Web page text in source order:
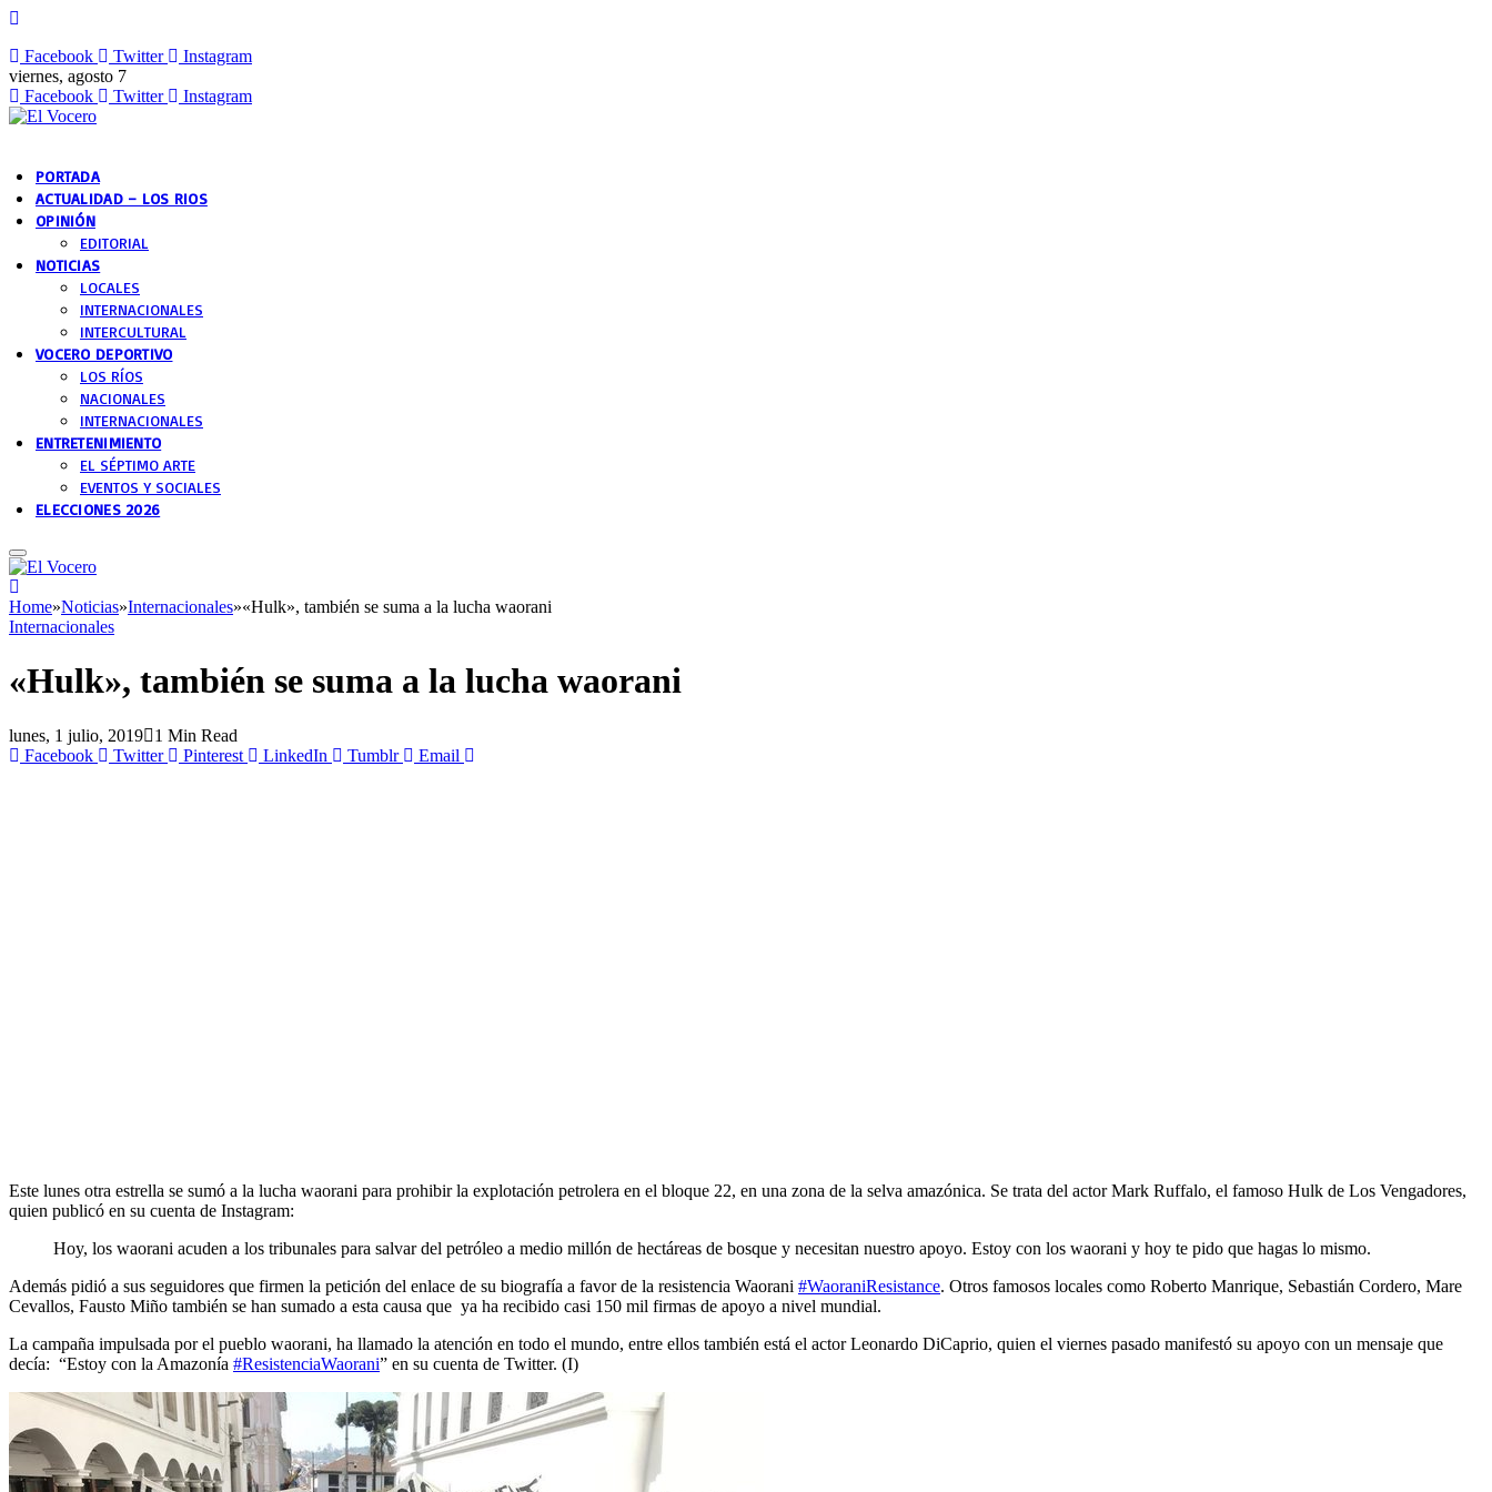
Facebook Twitter
Instagram
viernes, agosto 7
Facebook
Twitter Instagram
PORTADA
ACTUALIDAD – LOS RIOS
OPINIÓN
EDITORIAL
NOTICIAS
LOCALES
INTERNACIONALES
INTERCULTURAL
VOCERO DEPORTIVO
LOS RÍOS
NACIONALES
INTERNACIONALES
ENTRETENIMIENTO
EL SÉPTIMO ARTE
EVENTOS Y SOCIALES
ELECCIONES 2026
Home»Noticias»Internacionales»«Hulk», también se suma a la lucha waorani
Internacionales
«Hulk», también se suma a la lucha waorani
lunes, 1 julio, 2019
1 Min Read
Facebook
Twitter Pinterest LinkedIn Tumblr Email
Este lunes otra estrella se sumó a la lucha waorani para prohibir la explotación petrolera en el bloque 22, en una zona de la selva amazónica. Se trata del actor Mark Ruffalo, el famoso Hulk de Los Vengadores,
quien publicó en su cuenta de Instagram:
Hoy, los waorani acuden a los tribunales para salvar del petróleo a medio millón de hectáreas de bosque y necesitan nuestro apoyo. Estoy con los waorani y hoy te pido que hagas lo mismo.
Además pidió a sus seguidores que firmen la petición del enlace de su biografía a favor de la resistencia Waorani #WaoraniResistance. Otros famosos locales como Roberto Manrique, Sebastián Cordero, Mare
Cevallos, Fausto Miño también se han sumado a esta causa que ya ha recibido casi 150 mil firmas de apoyo a nivel mundial.
La campaña impulsada por el pueblo waorani, ha llamado la atención en todo el mundo, entre ellos también está el actor Leonardo DiCaprio, quien el viernes pasado manifestó su apoyo con un mensaje que
decía: “Estoy con la Amazonía #ResistenciaWaorani” en su cuenta de Twitter. (I)